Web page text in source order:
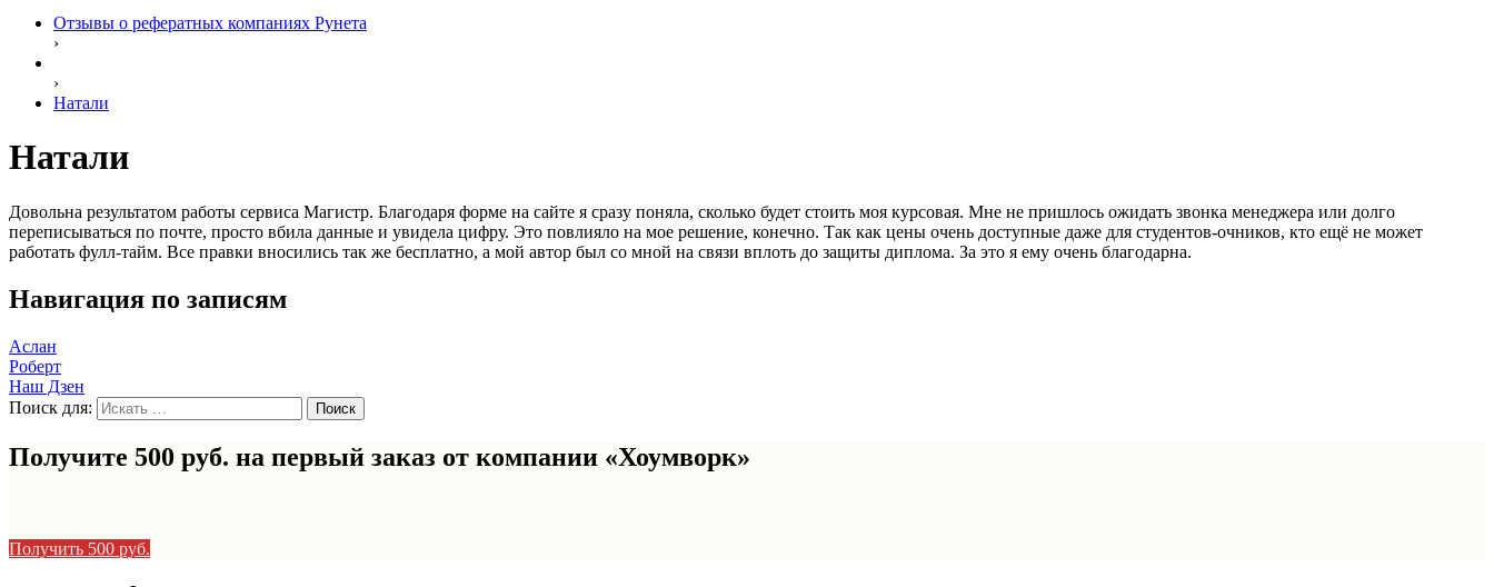
Отзывы о рефератных компаниях Рунета
›
›
Натали
Натали
Довольна результатом работы сервиса Магистр. Благодаря форме на сайте я сразу поняла, сколько будет стоить моя курсовая. Мне не пришлось ожидать звонка менеджера или долго
переписываться по почте, просто вбила данные и увидела цифру. Это повлияло на мое решение, конечно. Так как цены очень доступные даже для студентов-очников, кто ещё не может
работать фулл-тайм. Все правки вносились так же бесплатно, а мой автор был со мной на связи вплоть до защиты диплома. За это я ему очень благодарна.
Навигация по записям
Аслан
Роберт
Наш Дзен
Поиск для:
Получите 500 руб. на первый заказ от компании «Хоумворк»
Получить 500 руб.